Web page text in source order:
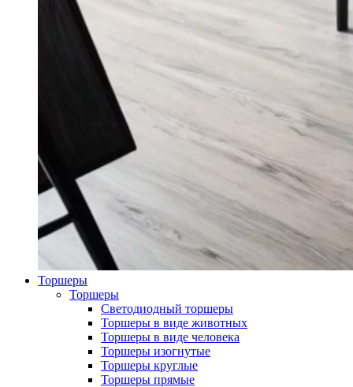
Торшеры
Торшеры
Светодиодный торшеры
Торшеры в виде животных
Торшеры в виде человека
Торшеры изогнутые
Торшеры круглые
Торшеры прямые